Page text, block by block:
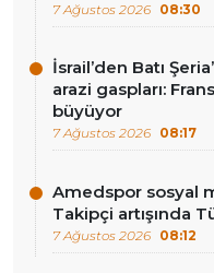
7 Ağustos 2026 08:30
İsrail’den Batı
arazi gaspları:
büyüyor
7 Ağustos 2026 08:17
Amedspor sosyal
Takipçi artışında
7 Ağustos 2026 08:12